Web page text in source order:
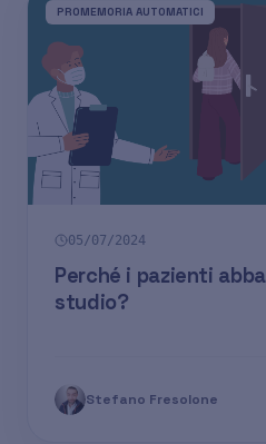
PROMEMORIA AUTOMATICI
05/07/2024
Perché i pazienti
studio?
Stefano Fresolone